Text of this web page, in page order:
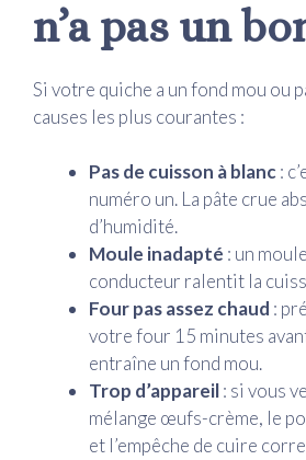
n’a pas un
Si votre quiche a un fond mou ou
causes les plus courantes :
Pas de cuisson à blanc:
numéro un. La pâte crue
d’humidité.
Moule inadapté : un
conducteur ralentit la
Four pas assez chaud :
votre four 15 minutes
entraîne un fond mou.
Trop d’appareil: si vous
mélange œufs-crème, le
et l’empêche de cuire